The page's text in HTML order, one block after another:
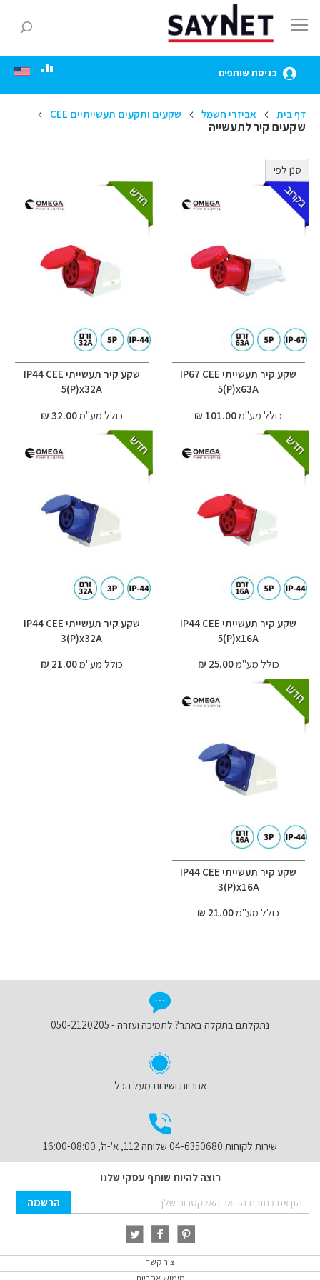
to
Content
כניסת שותפים
דף בית אביזרי חשמל שקעים ותקעים תעשייתיים CEE
שקעים קיר לתעשייה
שקע קיר תעשייתי IP67 CEE
5(P)x63A
כולל מע"מ101.00 ₪
שקע קיר תעשייתי IP44 CEE
5(P)x32A
כולל מע"מ32.00 ₪
שקע קיר תעשייתי IP44 CEE
5(P)x16A
כולל מע"מ25.00 ₪
שקע קיר תעשייתי IP44 CEE
3(P)x32A
כולל מע"מ21.00 ₪
שקע קיר תעשייתי IP44 CEE
3(P)x16A
כולל מע"מ21.00 ₪
סנן לפי
נתקלתם בתקלה באתר? לתמיכה ועזרה - 050-2120205
אחריות ושירות מעל הכל
שירות לקוחות 04-6350680 שלוחה 112, א'-ה', 16:00-08:00
רוצה להיות שותף עסקי שלנו
Sign
Up
Newsletter:
הרשמה
צור קשר